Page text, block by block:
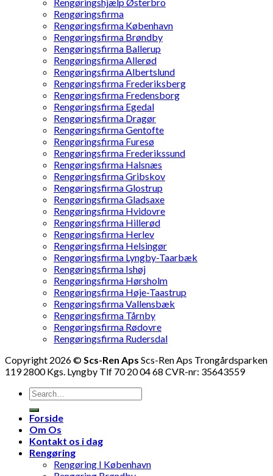
Rengøringsfirma
Rengøringsfirma København
Rengøringsfirma Brøndby
Rengøringsfirma Ballerup
Rengøringsfirma Allerød
Rengøringsfirma Albertslund
Rengøringsfirma Frederiksberg
Rengøringsfirma Fredensborg
Rengøringsfirma Egedal
Rengøringsfirma Dragør
Rengøringsfirma Gentofte
Rengøringsfirma Furesø
Rengøringsfirma Frederikssund
Rengøringsfirma Halsnæs
Rengøringsfirma Gribskov
Rengøringsfirma Glostrup
Rengøringsfirma Gladsaxe
Rengøringsfirma Hvidovre
Rengøringsfirma Hillerød
Rengøringsfirma Herlev
Rengøringsfirma Helsingør
Rengøringsfirma Lyngby-Taarbæk
Rengøringsfirma Ishøj
Rengøringsfirma Hørsholm
Rengøringsfirma Høje-Taastrup
Rengøringsfirma Vallensbæk
Rengøringsfirma Tårnby
Rengøringsfirma Rødovre
Rengøringsfirma Rudersdal
Copyright 2026 ©Scs-Ren Aps Scs-Ren Aps Trongårdsparken
119 2800 Kgs. Lyngby Tlf 70 20 04 68 CVR-nr: 35643559
Forside
Om Os
Kontakt os i dag
Rengøring
Rengøring I København